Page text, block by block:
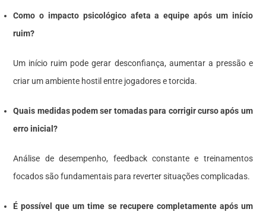
Como o impacto psicológico afeta a equipe após um início
ruim?
Um início ruim pode gerar desconfiança, aumentar a pressão e
criar um ambiente hostil entre jogadores e torcida.
Quais medidas podem ser tomadas para corrigir curso após um
erro inicial?
Análise de desempenho, feedback constante e treinamentos
focados são fundamentais para reverter situações complicadas.
É possível que um time se recupere completamente após um